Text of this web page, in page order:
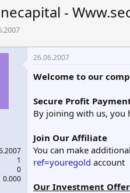
-
1
0
0.000
26.06.2007
Welcome to our
Secure Profit
By joining with us, you
Join Our Affiliate
You can make
ref=youregold account
Our Investment